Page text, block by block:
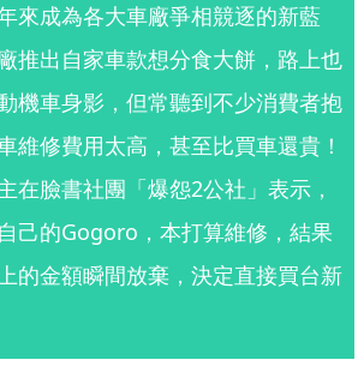
來成為各大車廠爭相競逐的新藍
推出自家車款想分食大餅，路上也
機車身影，但常聽到不少消費者抱
維修費用太高，甚至比買車還貴！
在臉書社團「爆怨2公社」表示，
己的Gogoro，本打算維修，結果
的金額瞬間放棄，決定直接買台新